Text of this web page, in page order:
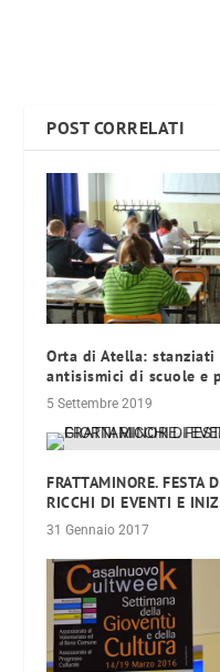
POST CORRELATI
Orta di Atella:
antisismici di scuole e
5 Settembre 2019
FRATTAMINORE. FESTA
RICCHI DI EVENTI E
31 Gennaio 2017